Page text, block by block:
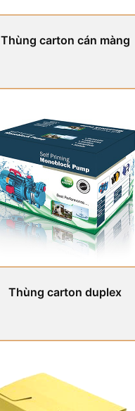
Thùng carton cán màng
Thùng carton duplex